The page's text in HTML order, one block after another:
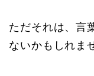
ただそれは、言
ないかもしれま